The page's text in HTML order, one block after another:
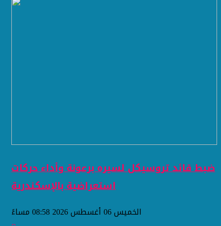
ضبط قائد تروسيكل لسيره برعونة وأداء حركات
استعراضية بالإسكندرية
الخميس 06 أغسطس 2026 08:58 مساءً